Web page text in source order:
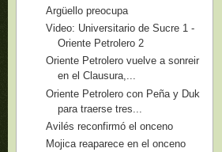
Argüello preocupa
Video: Universitario de Sucre 1 -
Oriente Petrolero 2
Oriente Petrolero vuelve a sonreir
en el Clausura,...
Oriente Petrolero con Peña y Duk
para traerse tres...
Avilés reconfirmó el onceno
Mojica reaparece en el onceno